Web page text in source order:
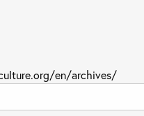
en/archives/